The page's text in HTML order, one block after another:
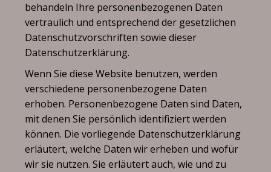
behandeln Ihre personenbezogenen Daten
vertraulich und entsprechend der gesetzlichen
Datenschutzvorschriften sowie dieser
Datenschutzerklärung.
Wenn Sie diese Website benutzen, werden
verschiedene personenbezogene Daten
erhoben. Personenbezogene Daten sind Daten,
mit denen Sie persönlich identifiziert werden
können. Die vorliegende Datenschutzerklärung
erläutert, welche Daten wir erheben und wofür
wir sie nutzen. Sie erläutert auch, wie und zu